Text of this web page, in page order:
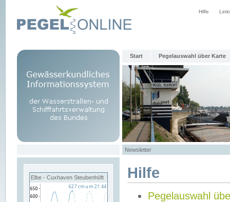
Hilfe
Start Pegelauswahl über Karte
Newsletter
Elbe - Cuxhaven Steubenhöft Hilfe
Pegelauswahl